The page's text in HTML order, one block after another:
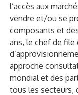
l’accès aux
vendre et/ou se
composants et
ans, le chef de file
approche
mondial et des
tous les secteurs,